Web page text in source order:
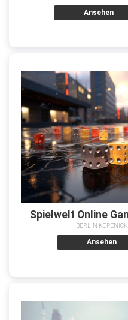
Ansehen
BERLIN KOPENICK
Ansehen